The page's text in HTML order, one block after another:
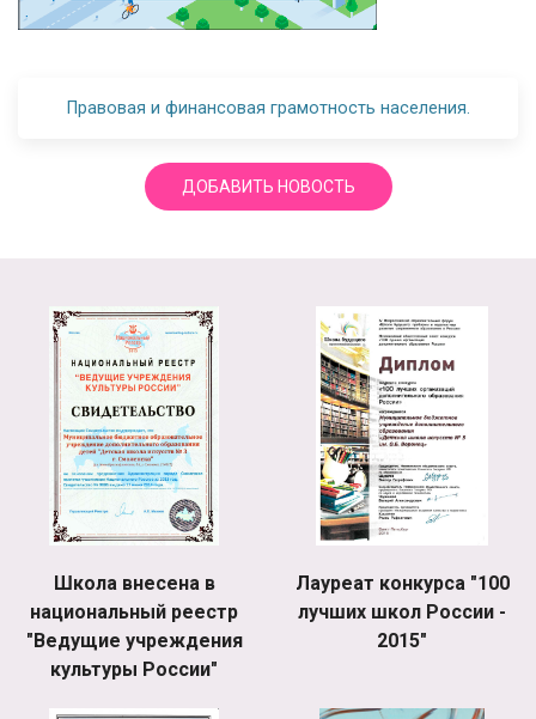
Правовая и финансовая грамотность населения.
ДОБАВИТЬ НОВОСТЬ
Школа внесена в
национальный реестр
"Ведущие учреждения
культуры России"
Лауреат конкурса "100
лучших школ России -
2015"